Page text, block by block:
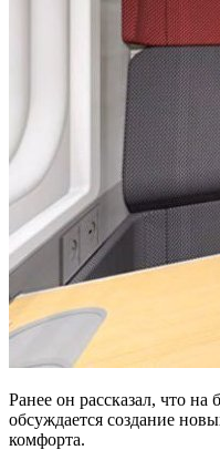
Ранее он рассказал, что
обсуждается создание
комфорта.